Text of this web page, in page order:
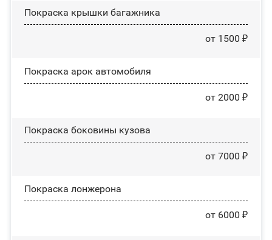
Покраска крышки багажника
от 1500 ₽
Покраска арок автомобиля
от 2000 ₽
Покраска боковины кузова
от 7000 ₽
Покраска лонжерона
от 6000 ₽